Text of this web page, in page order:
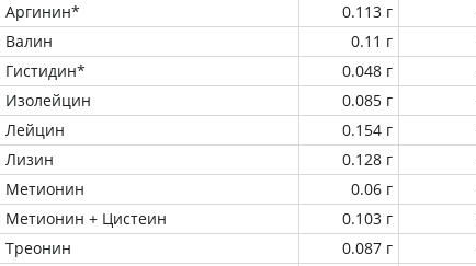
Аргинин* 0.113 г
Валин
0.11 г
Гистидин*
0.048 г
Изолейцин
0.085 г
Лейцин
0.154 г
Лизин
0.128 г
Метионин
0.06 г
Метионин + Цистеин
0.103 г
Треонин
0.087 г